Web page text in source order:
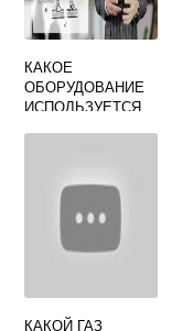
КАКОЕ
ОБОРУДОВАНИЕ
ИСПОЛЬЗУЕТСЯ
КАКОЙ ГАЗ